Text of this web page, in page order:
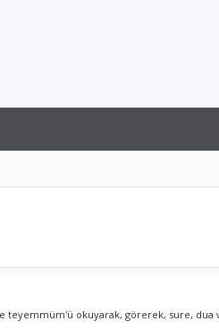
teyemmüm'ü okuyarak, görerek, sure, dua